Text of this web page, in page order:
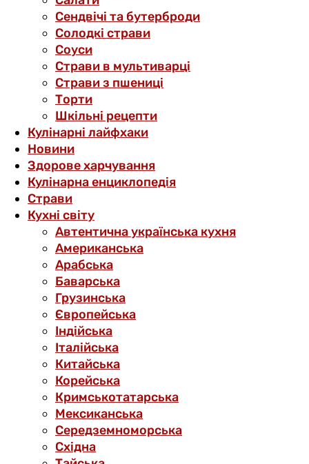
Сендвічі та бутерброди
Солодкі страви
Соуси
Страви в мультиварці
Страви з пшениці
Торти
Шкільні рецепти
Кулінарні лайфхаки
Новини
Здорове харчування
Кулінарна енциклопедія
Страви
Кухні світу
Автентична українська кухня
Американська
Арабська
Баварська
Грузинська
Європейська
Індійська
Італійська
Китайська
Корейська
Кримськотатарська
Мексиканська
Середземноморська
Східна